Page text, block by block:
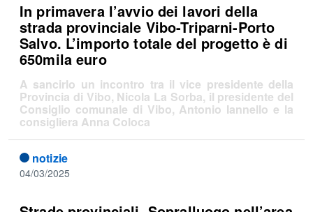
In primavera l’avvio dei lavori della
strada provinciale Vibo-Triparni-Porto
Salvo. L’importo totale del progetto è di
650mila euro
A sancirlo un incontro tra il vice presidente della
Provincia di Vibo, Nicola La Sorba, il presidente del
Consiglio comunale di Vibo, Antonio Iannello e la
consigliera Anna Coloca
notizie
04/03/2025